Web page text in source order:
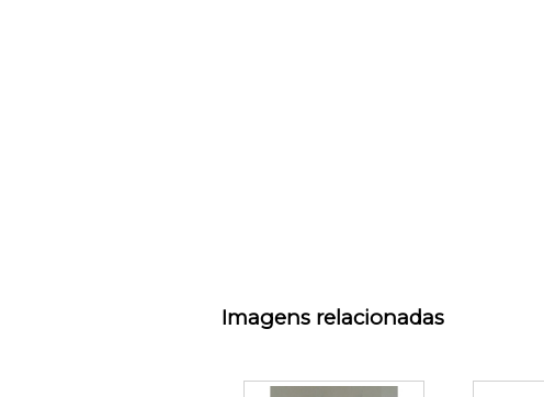
Imagens relacionadas